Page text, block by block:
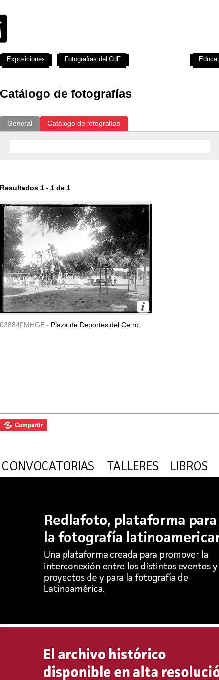
Catálogo de fotografías
General Catálogo de fotografías
Resultados 1 - 1 de 1
03884FMHGE - Plaza de Deportes del Cerro.
Exposiciones Fotografías del CdF